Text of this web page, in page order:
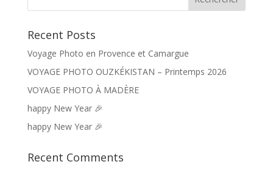
Recent Posts
Voyage Photo en Provence et Camargue
VOYAGE PHOTO OUZKÉKISTAN – Printemps 2026
VOYAGE PHOTO À MADÈRE
happy New Year 🎉
happy New Year 🎉
Recent Comments